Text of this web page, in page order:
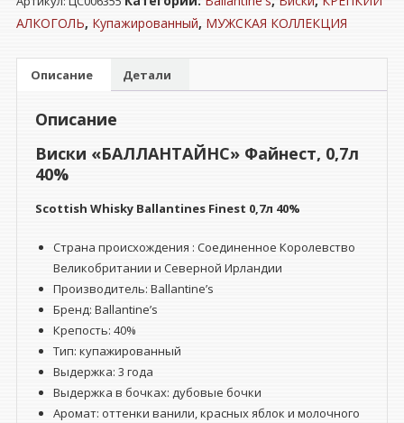
Файнест
40%
АЛКОГОЛЬ, Купажированный, МУЖСКАЯ КОЛЛЕКЦИЯ
Описание Детали
Описание
Виски «БАЛЛАНТАЙНС» Файнест, 0,7л
40%
Scottish Whisky Ballantines Finest 0,7л 40%
Страна происхождения : Соединенное Королевство
Великобритании и Северной Ирландии
Производитель: Ballantine’s
Бренд: Ballantine’s
Крепость: 40%
Тип: купажированный
Выдержка: 3 года
Выдержка в бочках: дубовые бочки
Аромат: оттенки ванили, красных яблок и молочного